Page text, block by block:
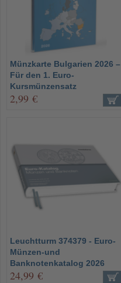
Münzkarte Bulgarien 2026 –
Für den 1. Euro-
Kursmünzensatz
2,99 €
Leuchtturm 374379 - Euro-
Münzen-und
Banknotenkatalog 2026
24,99 €